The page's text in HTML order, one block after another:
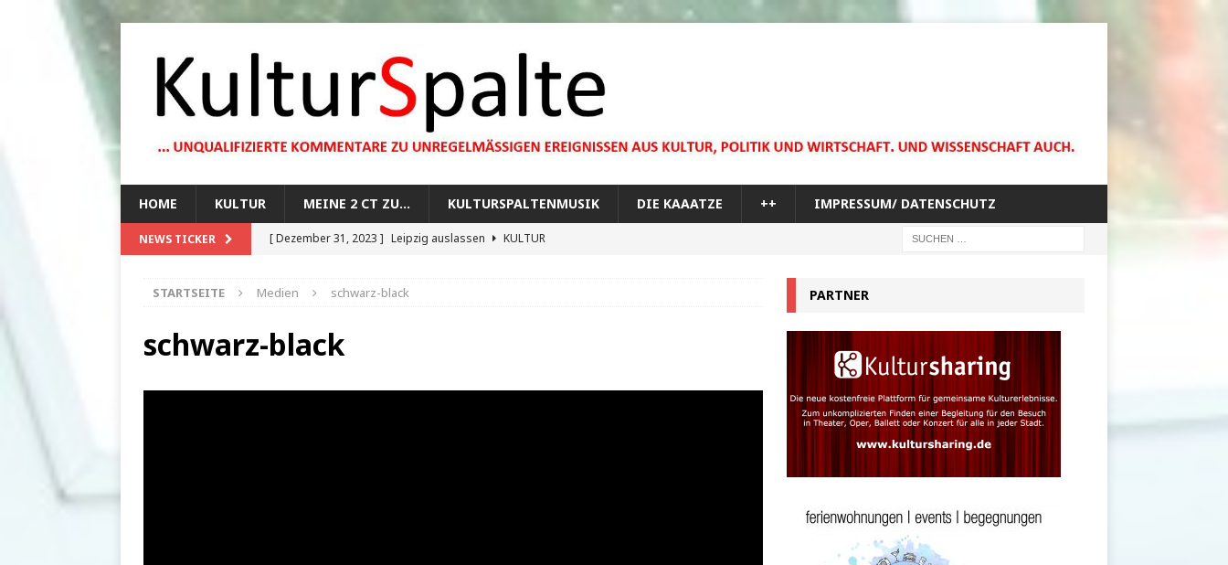
HOME KULTUR MEINE 2 CT ZU… KULTURSPALTENMUSIK DIE KAAATZE ++ IMPRESSUM/ DATENSCHUTZ
NEWS TICKER [ Dezember 31, 2023 ] Leipzig auslassen
KULTUR
[ August 13, 2023 ] Die Mobilisierung der menschlichen Dummheit
[ August 12, 2023 ]
STARTSEITE Medien schwarz-black
schwarz-black
PARTNER